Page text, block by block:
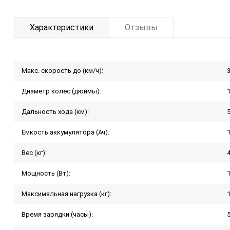
Характеристики Отзывы
Макс. скорость до (км/ч):
Диаметр колёс (дюймы):
Дальность хода (км):
Ёмкость аккумулятора (Ач):
Вес (кг):
Мощность (Вт):
Максимальная нагрузка (кг):
Время зарядки (часы): 5